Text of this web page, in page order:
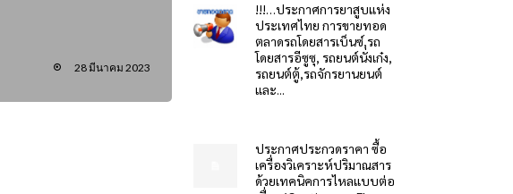
28 มีนาคม 2023
!!!…ประกาศการยาสูบแห่ง
ประเทศไทย การขายทอด
ตลาดรถโดยสารเบ็นซ์,รถ
โดยสารอีซูซุ, รถยนต์นั่งเก๋ง,
รถยนต์ตู้,รถจักรยานยนต์
และ...
ประกาศประกวดราคา ซื้อ
เครื่องวิเคราะห์ปริมาณสาร
ด้วยเทคนิคการไหลแบบต่อ